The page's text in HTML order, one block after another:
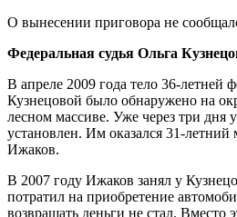
О вынесении приговора не
Федеральная судья Ольга
В апреле 2009 года тело 36-летней
Кузнецовой было обнаружено на
лесном массиве. Уже через три дня
установлен. Им оказался 31-
Ижаков.
В 2007 году Ижаков занял у
потратил на приобретение
возвращать деньги не стал. Вместо